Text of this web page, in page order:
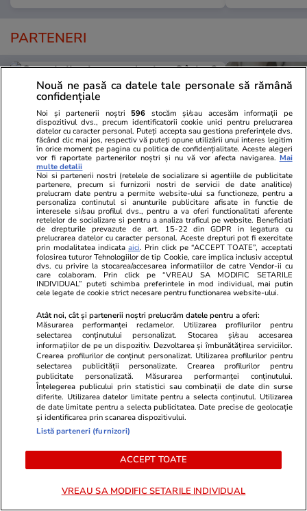
PARTENERI
Elle.ro
O mai ții minte pe Janine Sârbu?
Cum arată și cu ce se ocupă acum
fosta soție a lui Adrian Sârbu și
unul dintre cele mai apreciate
modele din anii 90. A fost
decorată recent de Ministerul
Culturii din Franța. Foto
Unica.ro
Mirabela
flancată de
aflat
de Apel
MONDEN
Nouă ne pasă ca datele tale personale să rămână
confidențiale
Noi și partenerii noștri 596 stocăm și/sau accesăm informații pe
dispozitivul dvs., precum identificatorii cookie unici pentru prelucrarea
datelor cu caracter personal. Puteți accepta sau gestiona preferințele dvs.
făcând clic mai jos, respectiv vă puteți opune utilizării unui interes legitim
în orice moment pe pagina cu politica de confidențialitate. Aceste alegeri
vor fi raportate partenerilor noștri și nu vă vor afecta navigarea. Mai
multe detalii
Noi si partenerii nostri (retelele de socializare si agentiile de publicitate
partenere, precum si furnizorii nostri de servicii de date analitice)
prelucram date pentru a permite website-ului sa functioneze, pentru a
personaliza continutul si anunturile publicitare afisate in functie de
interesele si/sau profilul dvs., pentru a va oferi functionalitati aferente
retelelor de socializare si pentru a analiza traficul pe website. Beneficiati
de drepturile prevazute de art. 15-22 din GDPR in legatura cu
prelucrarea datelor cu caracter personal. Aceste drepturi pot fi exercitate
prin modalitatea indicataaici. Prin click pe “ACCEPT TOATE”, acceptati
folosirea tuturor Tehnologiilor de tip Cookie, care implica inclusiv acceptul
dvs. cu privire la stocarea/accesarea informatiilor de catre Vendor-ii cu
care colaboram. Prin click pe “VREAU SA MODIFIC SETARILE
INDIVIDUAL” puteti schimba preferintele in mod individual, mai putin
cele legate de cookie strict necesare pentru functionarea website-ului.
Atât noi, cât și partenerii noștri prelucrăm datele pentru a oferi:
Măsurarea performanței reclamelor. Utilizarea profilurilor pentru
selectarea conținutului personalizat. Stocarea și/sau accesarea
informațiilor de pe un dispozitiv. Dezvoltarea și îmbunătățirea serviciilor.
Crearea profilurilor de conținut personalizat. Utilizarea profilurilor pentru
selectarea publicității personalizate. Crearea profilurilor pentru
publicitate personalizată. Măsurarea performanței conținutului.
Înțelegerea publicului prin statistici sau combinații de date din surse
diferite. Utilizarea datelor limitate pentru a selecta conținutul. Utilizarea
de date limitate pentru a selecta publicitatea. Date precise de geolocație
și identificarea prin scanarea dispozitivului.
Listă parteneri (furnizori)
ACCEPT TOATE
VREAU SA MODIFIC SETARILE INDIVIDUAL